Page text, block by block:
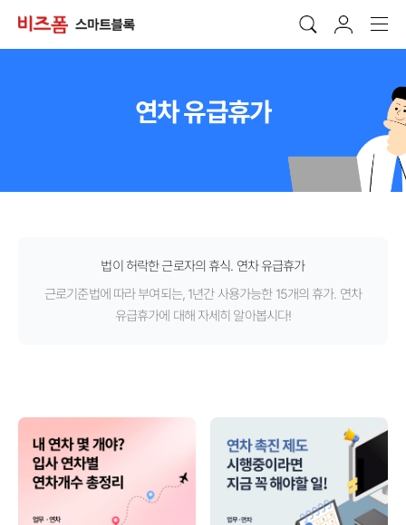
연차 유급휴가
법이 허락한 근로자의 휴식. 연차 유급휴가
근로기준법에 따라 부여되는, 1년간 사용가능한 15개의 휴가. 연차
유급휴가에 대해 자세히 알아봅시다!